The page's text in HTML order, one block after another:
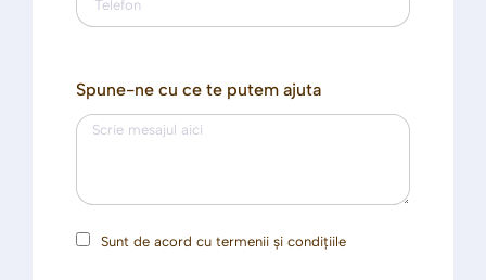
Spune-ne cu ce te putem ajuta
Sunt de acord cu termenii și condițiile